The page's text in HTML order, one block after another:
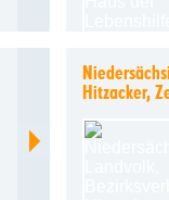
Hitzacker,